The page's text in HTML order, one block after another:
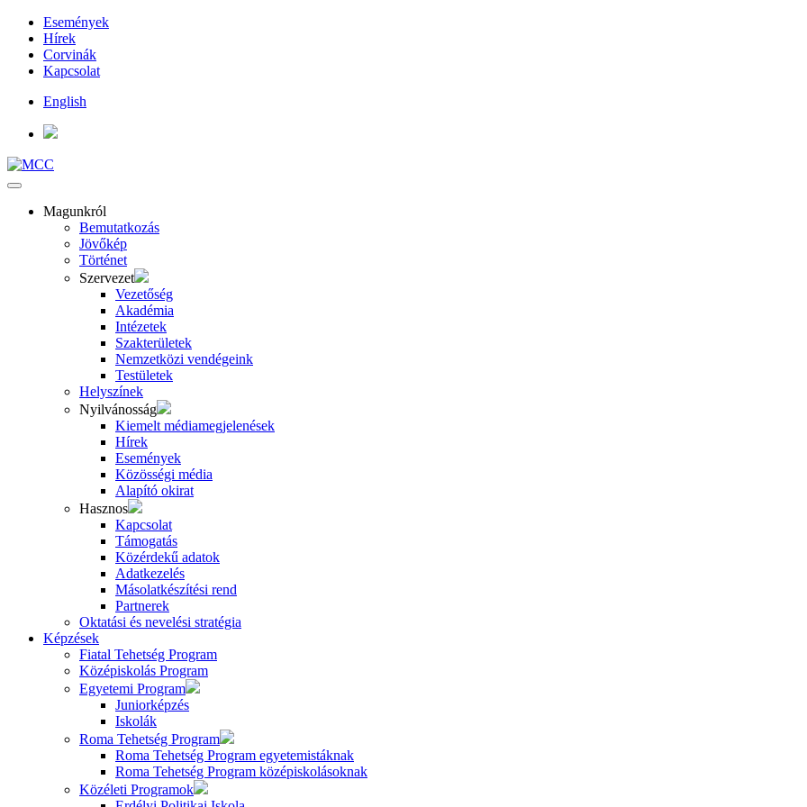
Események
Hírek
Corvinák
Kapcsolat
English
Magunkról
Bemutatkozás
Jövőkép
Történet
Szervezet
Vezetőség
Akadémia
Intézetek
Szakterületek
Nemzetközi vendégeink
Testületek
Helyszínek
Nyilvánosság
Kiemelt médiamegjelenések
Hírek
Események
Közösségi média
Alapító okirat
Hasznos
Kapcsolat
Támogatás
Közérdekű adatok
Adatkezelés
Másolatkészítési rend
Partnerek
Oktatási és nevelési stratégia
Képzések
Fiatal Tehetség Program
Középiskolás Program
Egyetemi Program
Juniorképzés
Iskolák
Roma Tehetség Program
Roma Tehetség Program egyetemistáknak
Roma Tehetség Program középiskolásoknak
Közéleti Programok